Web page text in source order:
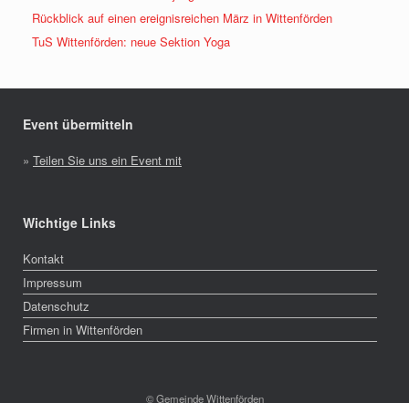
Rückblick auf einen ereignisreichen März in Wittenförden
TuS Wittenförden: neue Sektion Yoga
Event übermitteln
» Teilen Sie uns ein Event mit
Wichtige Links
Kontakt
Impressum
Datenschutz
Firmen in Wittenförden
© Gemeinde Wittenförden